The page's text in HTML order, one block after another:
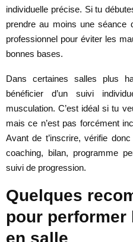
individuelle précise. Si tu
prendre au moins une séance
professionnel pour éviter les
bonnes bases.
Dans certaines salles plus
bénéficier d’un suivi
musculation. C’est idéal si tu
mais ce n’est pas forcément
Avant de t’inscrire, vérifie
coaching, bilan, programme
suivi de progression.
Quelques
pour performer
en salle